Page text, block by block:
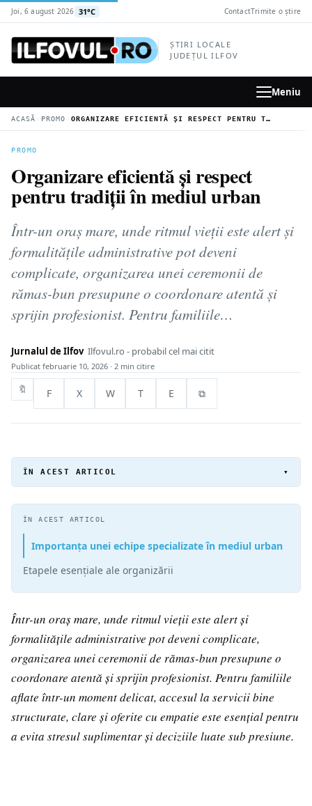
conținutul
Joi, 6 august 2026 31°C ContactTrimite o știre
ȘTIRI LOCALE
JUDEȚUL ILFOV
Meniu
ACASĂ › PROMO › ORGANIZARE EFICIENTĂ ȘI RESPECT PENTRU TRADIȚII ÎN MEDIUL URBAN
PROMO
Organizare eficientă și respect
pentru tradiții în mediul urban
Într-un oraș mare, unde ritmul vieții este alert și
formalitățile administrative pot deveni
complicate, organizarea unei ceremonii de
rămas-bun presupune o coordonare atentă și
sprijin profesionist. Pentru familiile…
Jurnalul de Ilfov Ilfovul.ro - probabil cel mai citit
Publicat februarie 10, 2026 · 2 min citire
🔖 F X W T E ⧉
ÎN ACEST ARTICOL ▾
Într-un oraș mare, unde ritmul vieții este alert și
formalitățile administrative pot deveni complicate,
organizarea unei ceremonii de rămas-bun presupune o
coordonare atentă și sprijin profesionist. Pentru familiile
aflate într-un moment delicat, accesul la servicii bine
structurate, clare și oferite cu empatie este esențial pentru
a evita stresul suplimentar și deciziile luate sub presiune.
ÎN ACEST ARTICOL
Importanța unei echipe specializate în mediul urban
Etapele esențiale ale organizării